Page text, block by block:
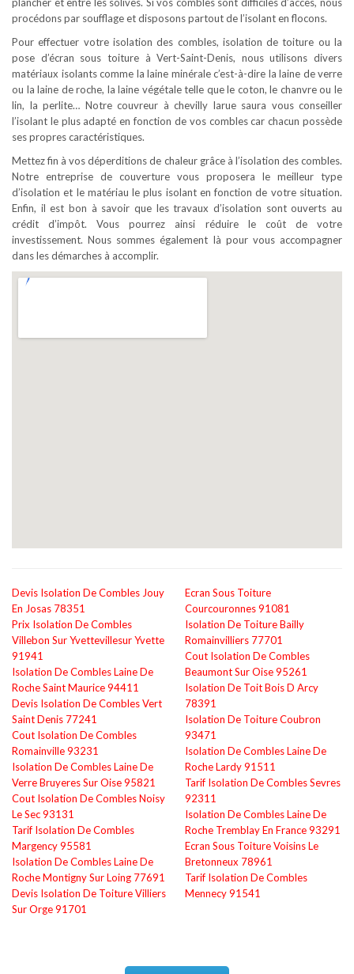
procédons par soufflage et disposons partout de l’isolant en flocons.
Pour effectuer votre isolation des combles, isolation de toiture ou la
pose d’écran sous toiture à Vert-Saint-Denis, nous utilisons divers
matériaux isolants comme la laine minérale c’est-à-dire la laine de verre
ou la laine de roche, la laine végétale telle que le coton, le chanvre ou le
lin, la perlite… Notre couvreur à chevilly larue saura vous conseiller
l’isolant le plus adapté en fonction de vos combles car chacun possède
ses propres caractéristiques.
Mettez fin à vos déperditions de chaleur grâce à l’isolation des combles.
Notre entreprise de couverture vous proposera le meilleur type
d’isolation et le matériau le plus isolant en fonction de votre situation.
Enfin, il est bon à savoir que les travaux d’isolation sont ouverts au
crédit d’impôt. Vous pourrez ainsi réduire le coût de votre
investissement. Nous sommes également là pour vous accompagner
dans les démarches à accomplir.
Devis Isolation De Combles Jouy
En Josas 78351
Prix Isolation De Combles
Villebon Sur Yvettevillesur Yvette
91941
Isolation De Combles Laine De
Roche Saint Maurice 94411
Devis Isolation De Combles Vert
Saint Denis 77241
Cout Isolation De Combles
Romainville 93231
Isolation De Combles Laine De
Verre Bruyeres Sur Oise 95821
Cout Isolation De Combles Noisy
Le Sec 93131
Tarif Isolation De Combles
Margency 95581
Isolation De Combles Laine De
Roche Montigny Sur Loing 77691
Devis Isolation De Toiture Villiers
Sur Orge 91701
Ecran Sous Toiture
Courcouronnes 91081
Isolation De Toiture Bailly
Romainvilliers 77701
Cout Isolation De Combles
Beaumont Sur Oise 95261
Isolation De Toit Bois D Arcy
78391
Isolation De Toiture Coubron
93471
Isolation De Combles Laine De
Roche Lardy 91511
Tarif Isolation De Combles Sevres
92311
Isolation De Combles Laine De
Roche Tremblay En France 93291
Ecran Sous Toiture Voisins Le
Bretonneux 78961
Tarif Isolation De Combles
Mennecy 91541